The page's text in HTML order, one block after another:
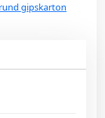
gipskarton